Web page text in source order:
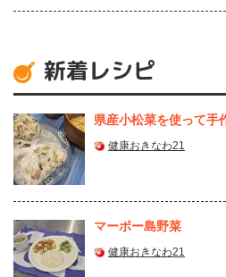
新着レシピ
県産⼩松菜を使って⼿
健康おきなわ21
マーボー島野菜
健康おきなわ21